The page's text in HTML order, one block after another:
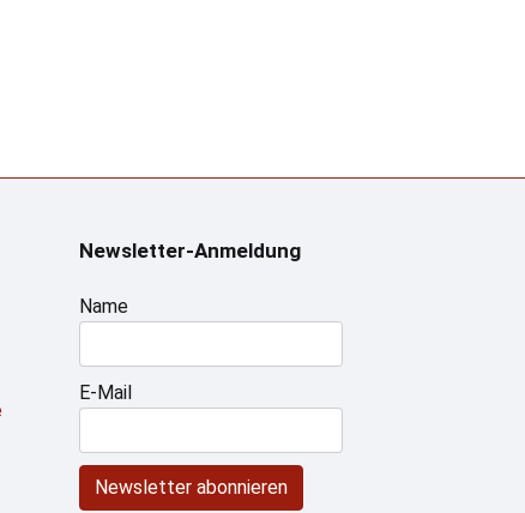
Newsletter-Anmeldung
Name
E-Mail
Newsletter abonnieren